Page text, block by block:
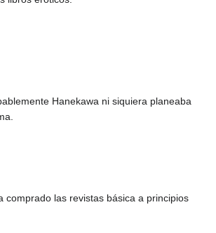
Hanekawa ni siquiera planeaba
las revistas básica a principios